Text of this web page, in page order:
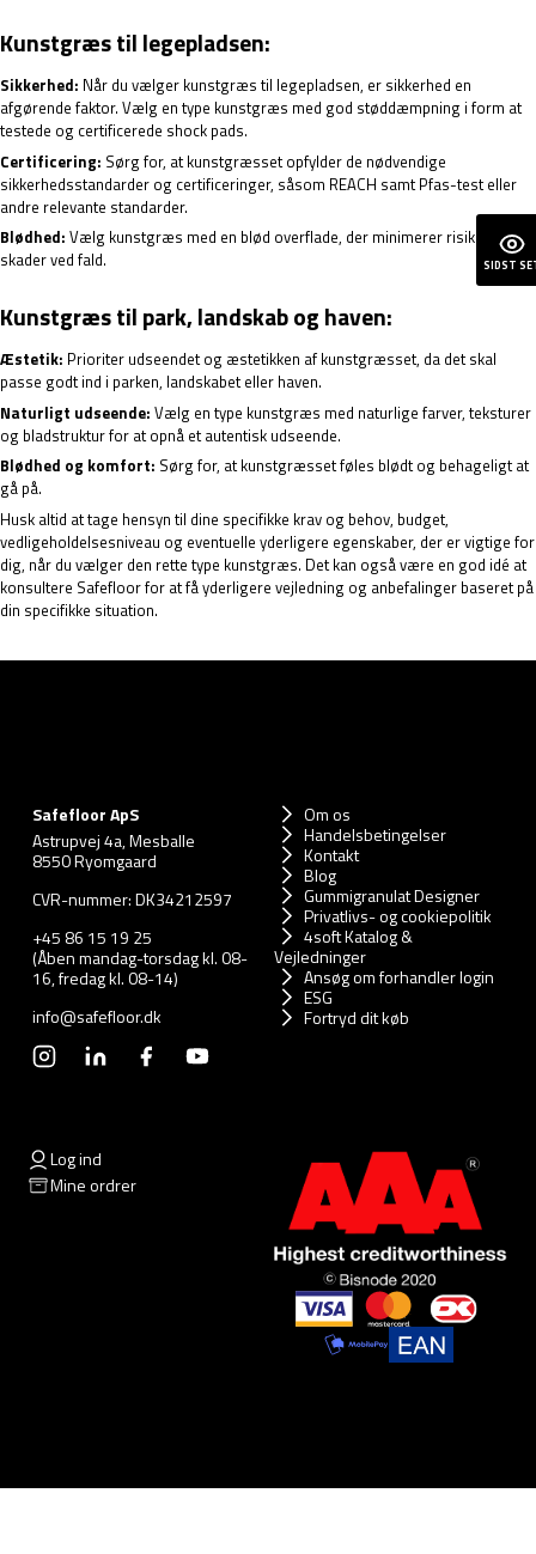
Kunstgræs til legepladsen:
Sikkerhed: Når du vælger kunstgræs til legepladsen, er sikkerhed en
afgørende faktor. Vælg en type kunstgræs med god støddæmpning i form at
testede og certificerede shock pads.
Certificering: Sørg for, at kunstgræsset opfylder de nødvendige
sikkerhedsstandarder og certificeringer, såsom REACH samt Pfas-test eller
andre relevante standarder.
Blødhed: Vælg kunstgræs med en blød overflade, der minimerer risikoen for
skader ved fald.
Kunstgræs til park, landskab og haven:
Æstetik: Prioriter udseendet og æstetikken af kunstgræsset, da det skal
passe godt ind i parken, landskabet eller haven.
Naturligt udseende: Vælg en type kunstgræs med naturlige farver, teksturer
og bladstruktur for at opnå et autentisk udseende.
Blødhed og komfort: Sørg for, at kunstgræsset føles blødt og behageligt at
gå på.
Husk altid at tage hensyn til dine specifikke krav og behov, budget,
vedligeholdelsesniveau og eventuelle yderligere egenskaber, der er vigtige for
dig, når du vælger den rette type kunstgræs. Det kan også være en god idé at
konsultere Safefloor for at få yderligere vejledning og anbefalinger baseret på
din specifikke situation.
Safefloor ApS
Astrupvej 4a, Mesballe
8550 Ryomgaard
CVR-nummer: DK34212597
+45 86 15 19 25
(Åben mandag-torsdag kl. 08-
16, fredag kl. 08-14)
info@safefloor.dk
Om os
Handelsbetingelser
Kontakt
Blog
Gummigranulat Designer
Privatlivs- og cookiepolitik
4soft Katalog &
Vejledninger
Ansøg om forhandler login
ESG
Fortryd dit køb
Log ind
Mine ordrer
SIDST